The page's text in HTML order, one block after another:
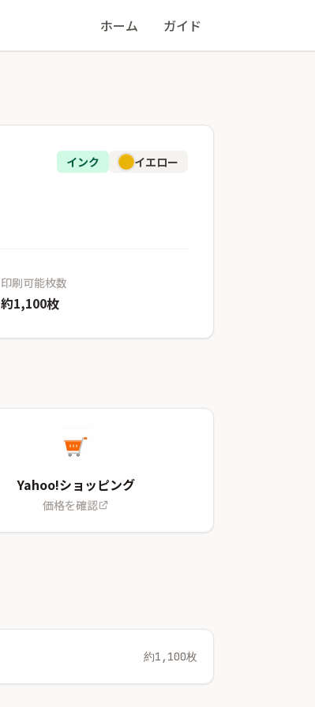
ホーム ガイド
インク イエロー
印刷可能枚数
約1,100枚
Yahoo!ショッピング
価格を確認
約1,100枚